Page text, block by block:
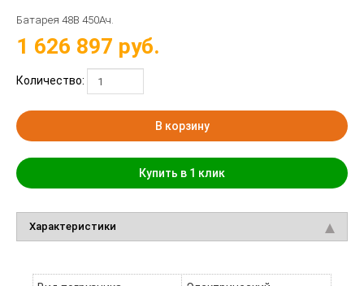
Батарея 48B 450Ач.
1 626 897 руб.
Количество:
В корзину
Купить в 1 клик
Характеристики